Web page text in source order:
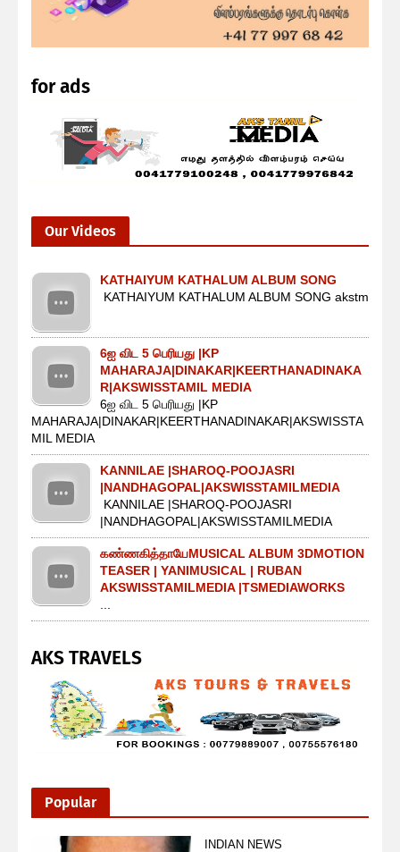
for ads
Our Videos
KATHAIYUM KATHALUM ALBUM SONG
KATHAIYUM KATHALUM ALBUM SONG akstm
6ஐ விட 5 பெரியது |KP
MAHARAJA|DINAKAR|KEERTHANADINAKA
R|AKSWISSTAMIL MEDIA
6ஐ விட 5 பெரியது |KP
MAHARAJA|DINAKAR|KEERTHANADINAKAR|AKSWISSTA
MIL MEDIA
KANNILAE |SHAROQ-POOJASRI
|NANDHAGOPAL|AKSWISSTAMILMEDIA
KANNILAE |SHAROQ-POOJASRI
|NANDHAGOPAL|AKSWISSTAMILMEDIA
கண்ணகித்தாயேMUSICAL ALBUM 3DMOTION
TEASER | YANIMUSICAL | RUBAN
AKSWISSTAMILMEDIA |TSMEDIAWORKS
AKS TRAVELS
Popular
INDIAN NEWS